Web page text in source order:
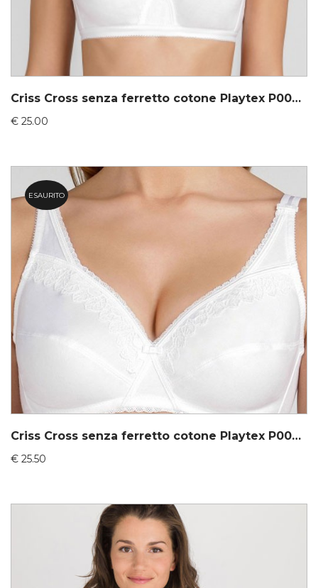
Criss Cross senza ferretto cotone Playtex P000BC
€ 25.00
ESAURITO
Criss Cross senza ferretto cotone Playtex P002C5
€ 25.50